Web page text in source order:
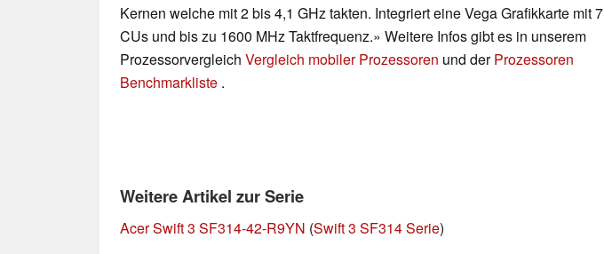
Kernen welche mit 2 bis 4,1 GHz takten. Integriert eine Vega Grafikkarte mit 7
CUs und bis zu 1600 MHz Taktfrequenz.» Weitere Infos gibt es in unserem
Prozessorvergleich Vergleich mobiler Prozessoren und derProzessoren
Benchmarkliste .
Weitere Artikel zur Serie
Acer Swift 3 SF314-42-R9YN (Swift 3 SF314 Serie)